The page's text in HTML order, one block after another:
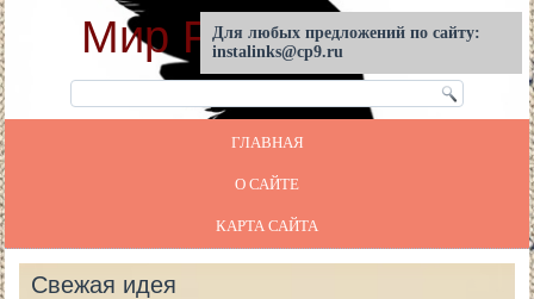
Мир Реставрации
ГЛАВНАЯ
О САЙТЕ
КАРТА САЙТА
Свежая идея
Для любых предложений по сайту:
instalinks@cp9.ru